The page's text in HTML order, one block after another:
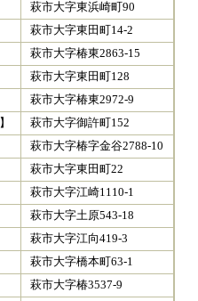
萩市大字東浜崎町90
萩市大字東田町14-2
萩市大字椿東2863-15
萩市大字東田町128
萩市大字椿東2972-9
】
萩市大字御許町152
萩市大字椿字金谷2788-10
萩市大字東田町22
萩市大字江崎1110-1
萩市大字土原543-18
萩市大字江向419-3
萩市大字橋本町63-1
萩市大字椿3537-9